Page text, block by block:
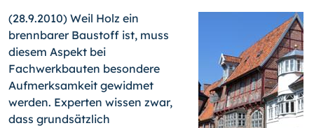
(28.9.2010) Weil Holz ein
brennbarer Baustoff ist, muss
diesem Aspekt bei
Fachwerkbauten besondere
Aufmerksamkeit gewidmet
werden. Experten wissen zwar,
dass grundsätzlich